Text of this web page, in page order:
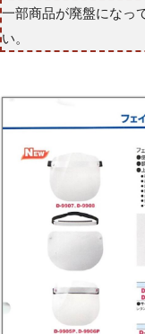
一部商品が廃盤になっ
い。